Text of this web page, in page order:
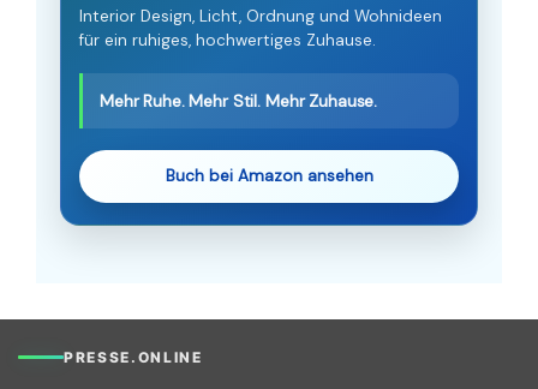
Interior Design, Licht, Ordnung und Wohnideen
für ein ruhiges, hochwertiges Zuhause.
Mehr Ruhe. Mehr Stil. Mehr Zuhause.
Buch bei Amazon ansehen
PRESSE.ONLINE